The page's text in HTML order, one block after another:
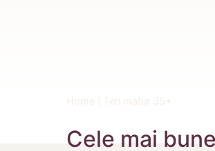
Home Ten matur 35+
Cele mai